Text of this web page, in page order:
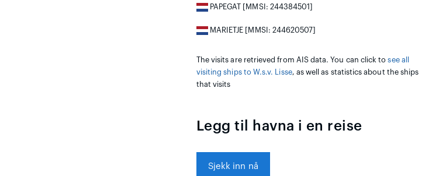
PAPEGAT [MMSI: 244384501]
MARIETJE [MMSI: 244620507]
The visits are retrieved from AIS data. You can click tosee all
visiting ships to W.s.v. Lisse, as well as statistics about the ships
that visits
Legg til havna i en reise
Sjekk inn nå